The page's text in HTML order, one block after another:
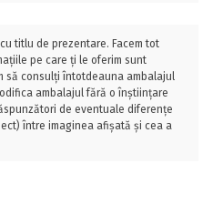
titlu de prezentare. Facem tot
pe care ți le oferim sunt
să consulți întotdeauna ambalajul
ambalajul fără o înștiințare
de eventuale diferențe
între imaginea afișată și cea a